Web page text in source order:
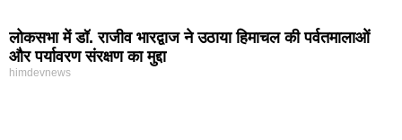
लोकसभा में डॉ. राजीव भारद्वाज ने उठाया हिमाचल की पर्वतमालाओं
और पर्यावरण संरक्षण का मुद्दा
himdevnews